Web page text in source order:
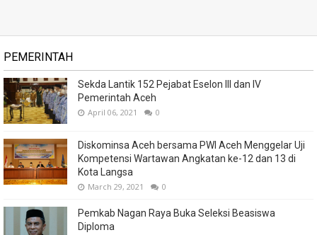
PEMERINTAH
Sekda Lantik 152 Pejabat Eselon III dan IV
Pemerintah Aceh
April 06, 2021 0
Diskominsa Aceh bersama PWI Aceh Menggelar Uji
Kompetensi Wartawan Angkatan ke-12 dan 13 di
Kota Langsa
March 29, 2021 0
Pemkab Nagan Raya Buka Seleksi Beasiswa
Diploma